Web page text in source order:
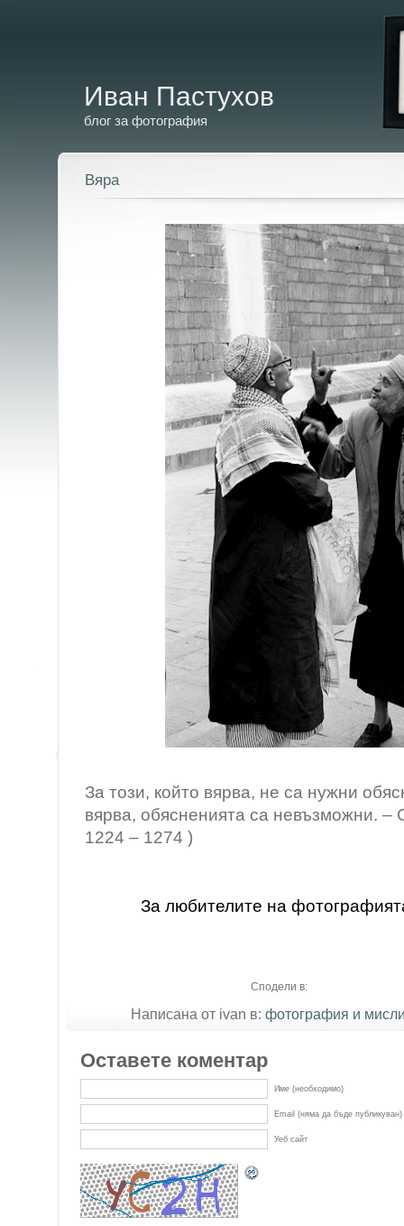
Иван Пастухов
блог за фотография
Вяра
За този, който вярва, не са нужни
вярва, обясненията са невъзможни. –
1224 – 1274 )
За любителите на
Сподели в:
Написана от ivan в: фотография и
Оставете коментар
Име (необходимо)
Email (няма да бъде
Уеб сайт